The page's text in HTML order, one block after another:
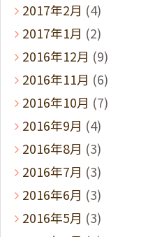
2017年2月 (4)
2017年1月 (2)
2016年12月 (9)
2016年11月 (6)
2016年10月 (7)
2016年9月 (4)
2016年8月 (3)
2016年7月 (3)
2016年6月 (3)
2016年5月 (3)